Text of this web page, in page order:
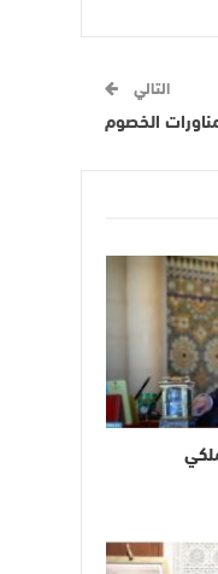
التالي
الخصوم